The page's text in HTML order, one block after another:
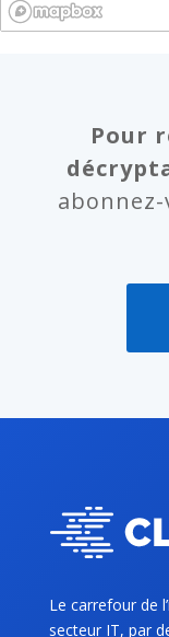
Pour
Le carrefour de
secteur IT, par